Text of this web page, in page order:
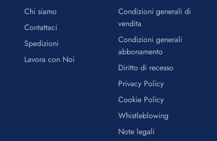
Chi siamo
Contattaci
Spedizioni
Lavora con Noi
Condizioni generali di
vendita
Condizioni generali
abbonamento
Diritto di recesso
Privacy Policy
Cookie Policy
Whistleblowing
Note legali